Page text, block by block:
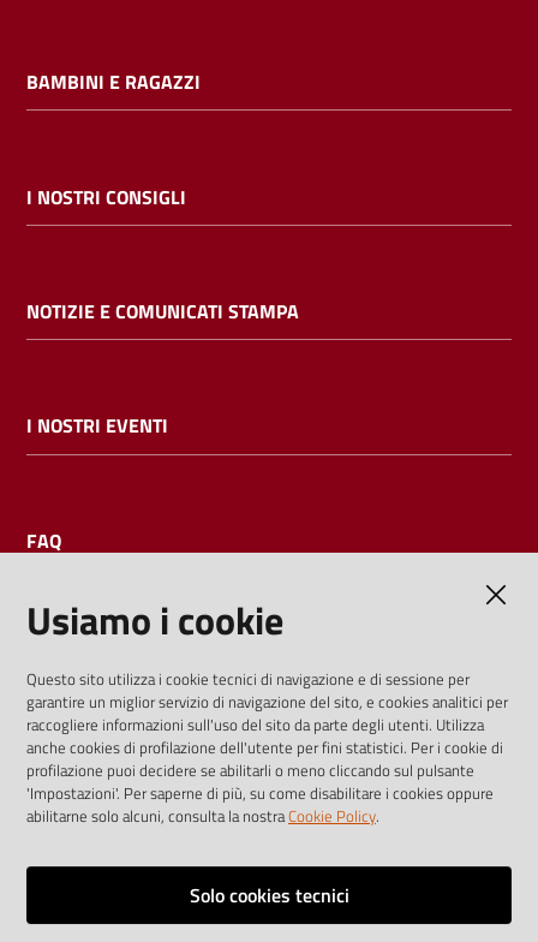
BAMBINI E RAGAZZI
I NOSTRI CONSIGLI
NOTIZIE E COMUNICATI STAMPA
I NOSTRI EVENTI
FAQ
I dati personali pubblicati sono riutilizzabili solo alle condizioni
previste dalla direttiva comunitaria 2003/98/CE e dal d.lgs.
36/2006
Vai alla pagina
Usiamo i cookie
Questo sito utilizza i cookie tecnici di navigazione e di sessione per
garantire un miglior servizio di navigazione del sito, e cookies analitici per
raccogliere informazioni sull'uso del sito da parte degli utenti. Utilizza
anche cookies di profilazione dell'utente per fini statistici. Per i cookie di
profilazione puoi decidere se abilitarli o meno cliccando sul pulsante
'Impostazioni'. Per saperne di più, su come disabilitare i cookies oppure
abilitarne solo alcuni, consulta la nostraCookie Policy.
Solo cookies tecnici